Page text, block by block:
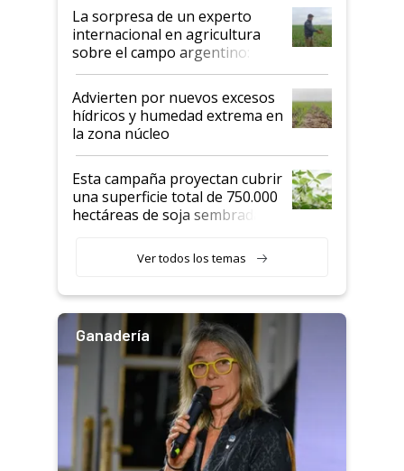
La sorpresa de un experto
internacional en agricultura
sobre el campo argentino:
"Estoy muy impresionado"
Advierten por nuevos excesos
hídricos y humedad extrema en
la zona núcleo
Esta campaña proyectan cubrir
una superficie total de 750.000
hectáreas de soja sembradas
variedades que marcan un
salto tecnológico en genética y
Ver todos los temas
Ganadería